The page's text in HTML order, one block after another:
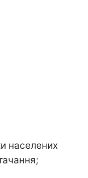
населених